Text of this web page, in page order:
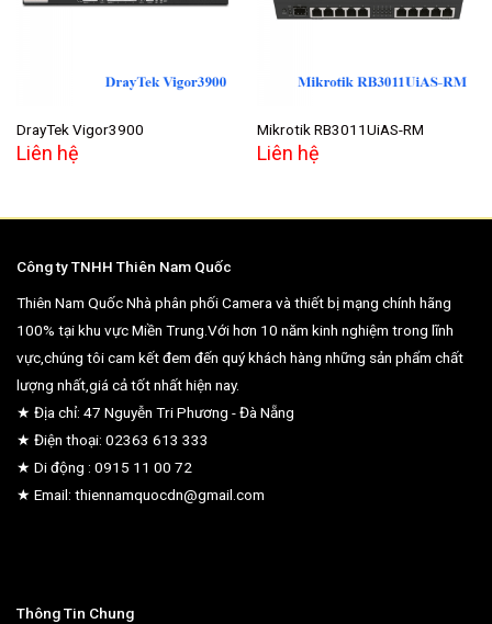
DrayTek Vigor3900
Liên hệ
Mikrotik RB3011UiAS-RM
Liên hệ
Công ty TNHH Thiên Nam Quốc
Thiên Nam Quốc Nhà phân phối Camera và thiết bị mạng chính hãng
100% tại khu vực Miền Trung.Với hơn 10 năm kinh nghiệm trong lĩnh
vực,chúng tôi cam kết đem đến quý khách hàng những sản phẩm chất
lượng nhất,giá cả tốt nhất hiện nay.
★ Địa chỉ: 47 Nguyễn Tri Phương - Đà Nẵng
★ Điện thoại: 02363 613 333
★ Di động : 0915 11 00 72
★ Email: thiennamquocdn@gmail.com
Thông Tin Chung